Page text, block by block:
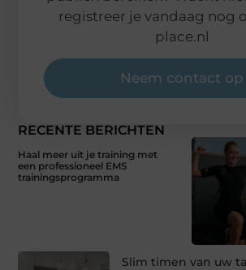
RECENTE BERICHTEN
Haal meer uit je training met
een professioneel EMS
trainingsprogramma
Slim timen van uw
registreer je vandaag nog
place.nl
Neem contact op